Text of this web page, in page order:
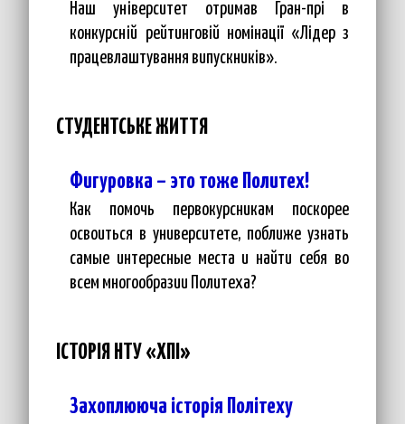
Наш університет отримав Гран-прі в
конкурсній рейтинговій номінації «Лідер з
працевлаштування випускників».
СТУДЕНТСЬКЕ ЖИТТЯ
Фигуровка – это тоже Политех!
Как помочь первокурсникам поскорее
освоиться в университете, поближе узнать
самые интересные места и найти себя во
всем многообразии Политеха?
ІСТОРІЯ НТУ «ХПІ»
Захоплююча історія Політеху